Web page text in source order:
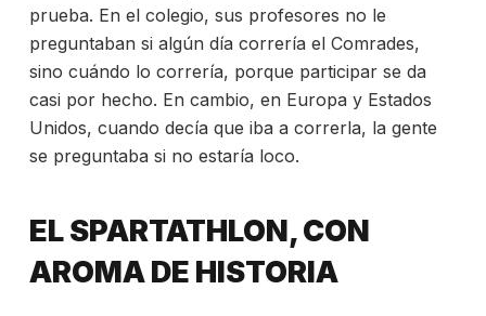
prueba. En el colegio, sus profesores no le
preguntaban si algún día correría el Comrades,
sino cuándo lo correría, porque participar se da
casi por hecho. En cambio, en Europa y Estados
Unidos, cuando decía que iba a correrla, la gente
se preguntaba si no estaría loco.
EL SPARTATHLON, CON
AROMA DE HISTORIA